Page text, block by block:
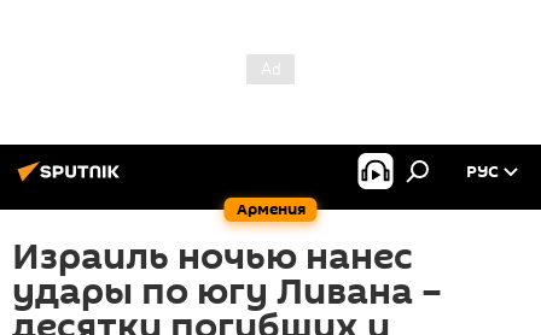
Армения
РУС
Израиль ночью нанес
удары по югу Ливана –